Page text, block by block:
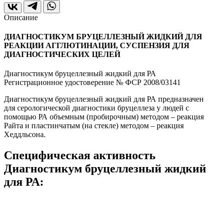
Описание
ДИАГНОСТИКУМ БРУЦЕЛЛЕЗНЫЙЖИДКИЙ ДЛЯ
РЕАКЦИИ АГГЛЮТИНАЦИИ, СУСПЕНЗИЯ ДЛЯ
ДИАГНОСТИЧЕСКИХ ЦЕЛЕЙ
Диагностикум бруцеллезный жидкий для РА
Регистрационное удостоверение № ФСР 2008/03141
Диагностикум бруцеллезный жидкий для РА предназначен
для серологической диагностики бруцеллеза у людей с
помощью РА объемным (пробирочным) методом – реакция
Райта и пластинчатым (на стекле) методом – реакция
Хеддльсона.
Специфическая активность
Диагностикум бруцеллезный жидкий
для РА: